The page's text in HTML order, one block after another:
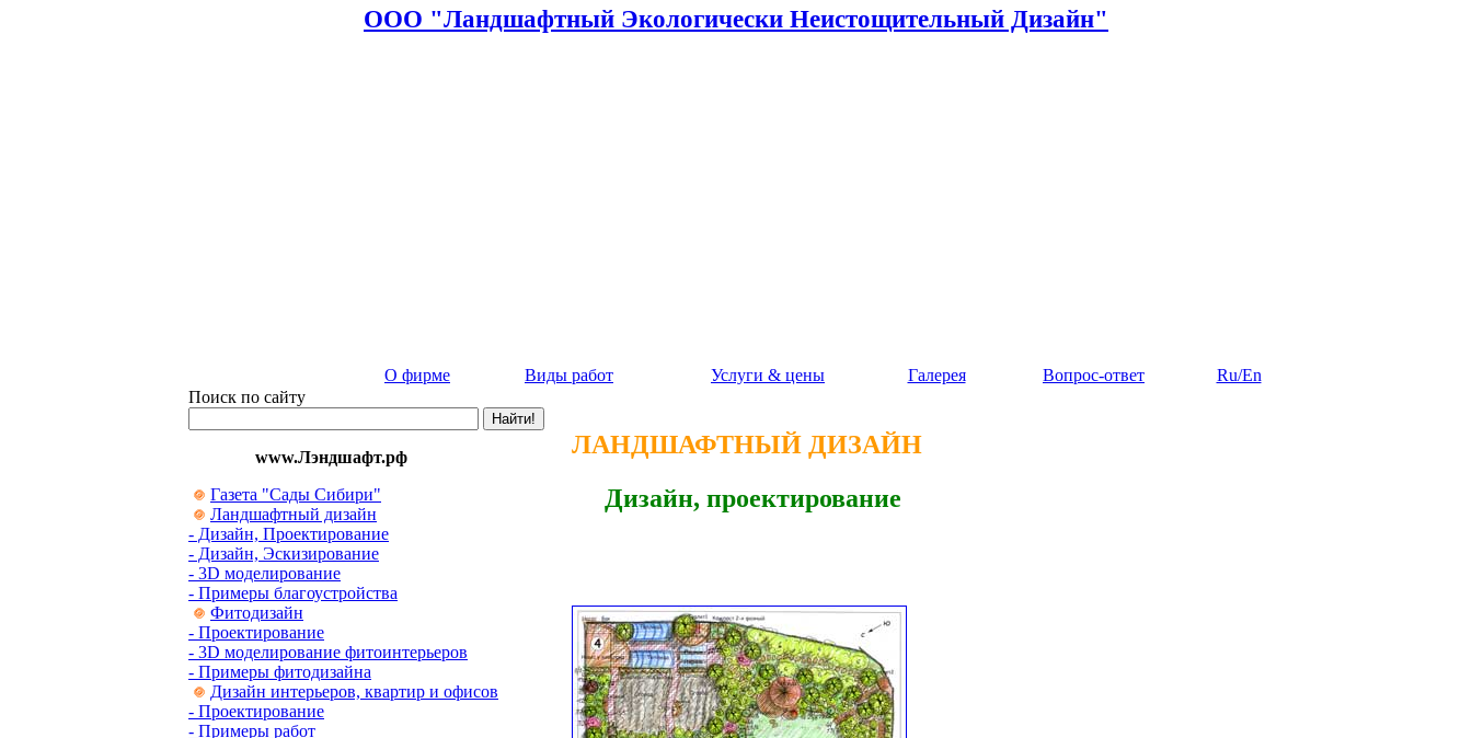
ООО "Ландшафтный Экологически Неистощительный Дизайн"
О фирме Виды работ Услуги & цены Галерея Вопрос-ответ
Ru/En
Поиск по сайту
www.Лэндшафт.рф
Газета "Сады Сибири"
Ландшафтный дизайн
- Дизайн, Проектирование
- Дизайн, Эскизирование
- 3D моделирование
- Примеры благоустройства
Фитодизайн
- Проектирование
- 3D моделирование фитоинтерьеров
- Примеры фитодизайна
Дизайн интерьеров, квартир и офисов
- Проектирование
- Примеры работ
ЛАНДШАФТНЫЙ ДИЗАЙН
Дизайн, проектирование